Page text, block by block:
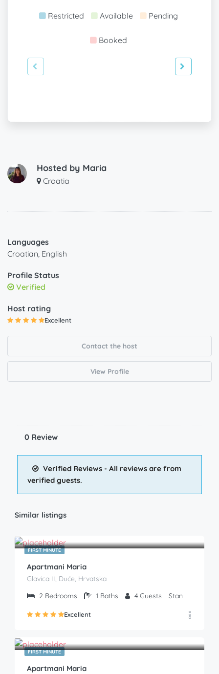
Restricted Available Pending
Booked
Hosted by Maria
Croatia
Languages
Croatian, English
Profile Status
Verified
Host rating
Excellent
Contact the host
View Profile
0 Review
Verified Reviews - All reviews are from
verified guests.
Similar listings
FIRST MINUTE
Apartmani Maria
Glavica II, Duće, Hrvatska
2 Bedrooms 1 Baths 4 Guests Stan
Excellent
FIRST MINUTE
Apartmani Maria